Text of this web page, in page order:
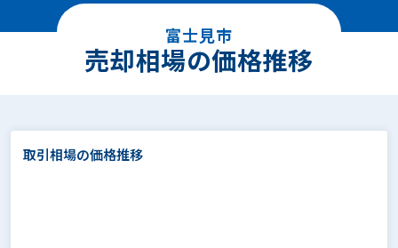
売却相場の価格推移
エリア別地価ランキング
5.駅徒歩別の相場価格
富士見市
売却相場の価格推移
取引相場の価格推移